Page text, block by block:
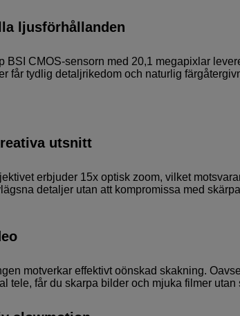
ljusförhållanden
BSI CMOS-sensorn med 20,1 megapixlar
får tydlig detaljrikedom och naturlig
utsnitt
erbjuder 15x optisk zoom, vilket
detaljer utan att kompromissa med
motverkar effektivt oönskad skakning.
tele, får du skarpa bilder och mjuka filmer utan